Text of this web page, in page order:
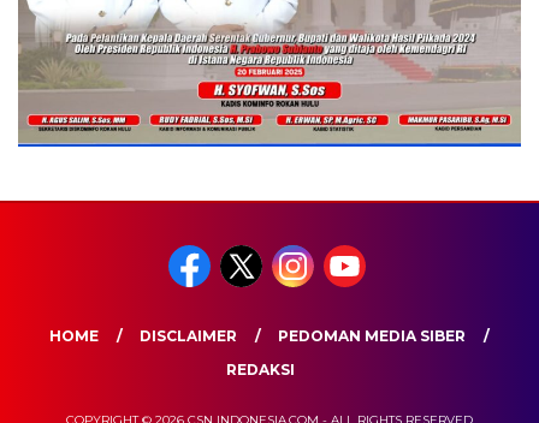
HOME DISCLAIMER
PEDOMAN MEDIA SIBER
REDAKSI